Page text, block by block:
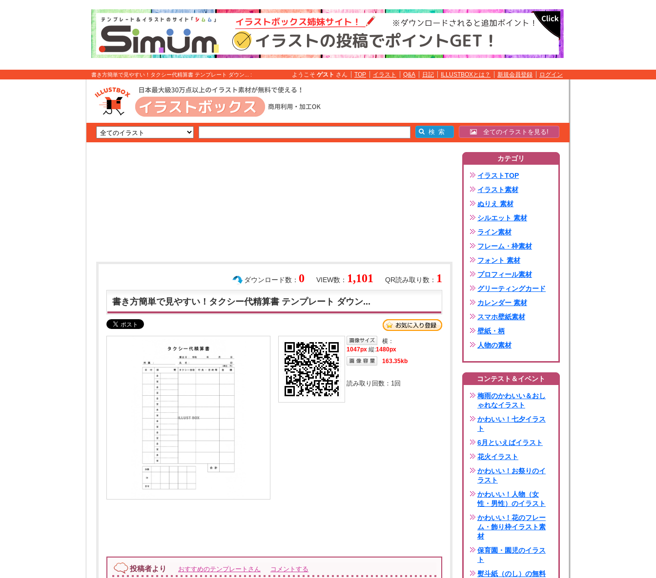
書き方簡単で見やすい！タクシー代精算書 テンプレート ダウン... :
ようこそ ゲスト さん TOP イラスト Q&A 日記 ILLUSTBOXとは？ 新規会員登録 ログイン
全てのイラストを見る!
QR読み取り数： 1
VIEW数： 1,101
ダウンロード数： 0
書き方簡単で見やすい！タクシー代精算書 テンプレート ダウン...
横：
1047px 縦:1480px
163.35kb
読み取り回数： 1回
投稿者より おすすめのテンプレートさん コメントする
カテゴリ
イラストTOP
イラスト素材
ぬりえ 素材
シルエット 素材
ライン素材
フレーム・枠素材
フォント 素材
プロフィール素材
グリーティングカード
カレンダー 素材
スマホ壁紙素材
壁紙・柄
人物の素材
コンテスト＆イベント
梅雨のかわいい＆おし
ゃれなイラスト
かわいい！七夕イラス
ト
6月といえばイラスト
花火イラスト
かわいい！お祭りのイ
ラスト
かわいい！人物（女
性・男性）のイラスト
かわいい！花のフレー
ム・飾り枠イラスト素
材
保育園・園児のイラス
ト
熨斗紙（のし）の無料